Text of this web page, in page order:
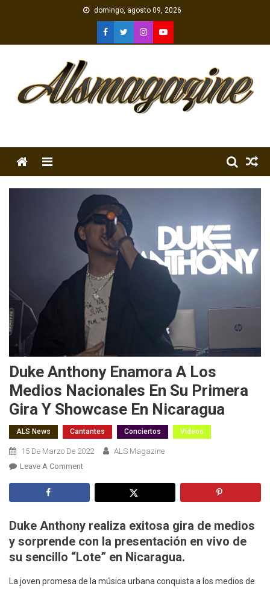
domingo, agosto 09, 2026
Menu
Duke Anthony Enamora A Los
Medios Nacionales En Su Primera
Gira Y Showcase En Nicaragua
ALS News Cantantes Conciertos Videos
15 De Marzo De 2022
ALS Magazine
Leave A CommentOn
Medios
Nacionales
En
Duke Anthony realiza exitosa gira de medios
y sorprende con la presentación en vivo de
su sencillo “Lote” en Nicaragua.
La joven promesa de la música urbana conquista a los medios de